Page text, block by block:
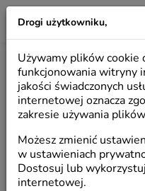
LILIO
PREZENTY NA
Prezenty na I Komunię
Św.
Prezenty na walentynki
Drogi użytkowniku,
Używamy plików cookie
funkcjonowania witryny
jakości świadczonych
internetowej oznacza
zakresie używania
Możesz zmienić
w ustawieniach
Dostosuj lub
internetowej.